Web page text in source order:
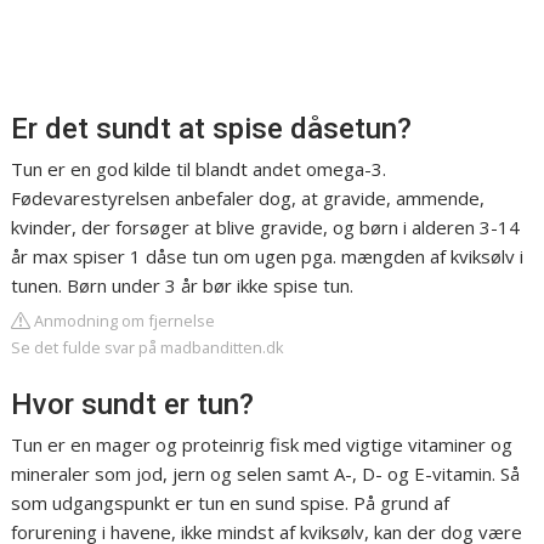
Er det sundt at spise dåsetun?
Tun er en god kilde til blandt andet omega-3.
Fødevarestyrelsen anbefaler dog, at gravide, ammende,
kvinder, der forsøger at blive gravide, og børn i alderen 3-14
år max spiser 1 dåse tun om ugen pga. mængden af kviksølv i
tunen. Børn under 3 år bør ikke spise tun.
Anmodning om fjernelse
Se det fulde svar på madbanditten.dk
Hvor sundt er tun?
Tun er en mager og proteinrig fisk med vigtige vitaminer og
mineraler som jod, jern og selen samt A-, D- og E-vitamin. Så
som udgangspunkt er tun en sund spise. På grund af
forurening i havene, ikke mindst af kviksølv, kan der dog være